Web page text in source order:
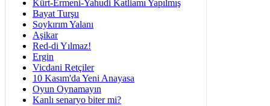
Kürt-Ermeni-Yahudi Katliamı Yapılmış
Bayat Turşu
Soykırım Yalanı
Aşikar
Red-di Yılmaz!
Ergin
Vicdani Retçiler
10 Kasım'da Yeni Anayasa
Oyun Oynamayın
Kanlı senaryo biter mi?